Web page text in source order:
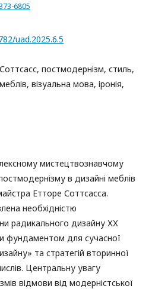
6805
uad.2025.6.5
постмодернізм, стиль,
візуальна мова, іронія,
мистецтвознавчому
в дизайні меблів
Етторе Соттсасса.
необхідністю
радикального дизайну ХХ
фундаментом для сучасної
та стратегій вторинної
Центральну увагу
відмови від модерністської